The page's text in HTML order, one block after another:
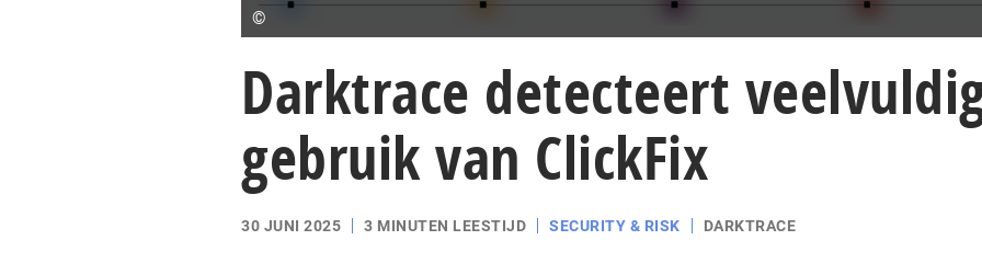
©
Darktrace detecteert
gebruik van ClickFix
30 JUNI 2025 3 MINUTEN LEESTIJD SECURITY & RISK DARKTRACE